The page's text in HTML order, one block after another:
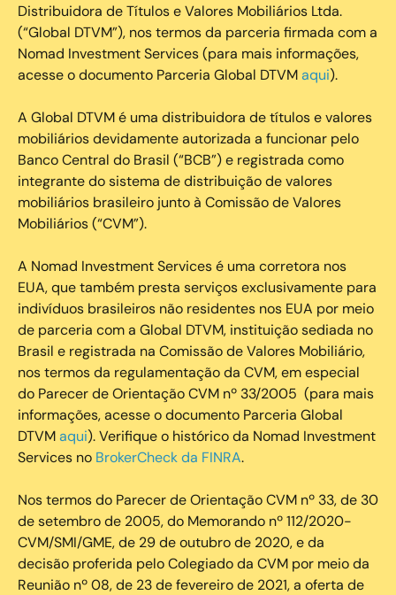
Distribuidora de Títulos e Valores Mobiliários Ltda.
(“Global DTVM”), nos termos da parceria firmada com a
Nomad Investment Services (para mais informações,
acesse o documento Parceria Global DTVMaqui).
A Global DTVM é uma distribuidora de títulos e valores
mobiliários devidamente autorizada a funcionar pelo
Banco Central do Brasil (“BCB”) e registrada como
integrante do sistema de distribuição de valores
mobiliários brasileiro junto à Comissão de Valores
Mobiliários (“CVM”).
‍A Nomad Investment Services é uma corretora nos
EUA, que também presta serviços exclusivamente para
indivíduos brasileiros não residentes nos EUA por meio
de parceria com a Global DTVM, instituição sediada no
Brasil e registrada na Comissão de Valores Mobiliário,
nos termos da regulamentação da CVM, em especial
do Parecer de Orientação CVM nº 33/2005 (para mais
informações, acesse o documento Parceria Global
DTVMaqui). Verifique o histórico da Nomad Investment
Services no BrokerCheck da FINRA.
Nos termos do Parecer de Orientação CVM nº 33, de 30
de setembro de 2005, do Memorando nº 112/2020-
CVM/SMI/GME, de 29 de outubro de 2020, e da
decisão proferida pelo Colegiado da CVM por meio da
Reunião nº 08, de 23 de fevereiro de 2021, a oferta de